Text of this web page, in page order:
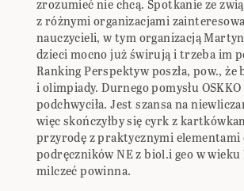
zrozumieć nie chcą. Spotkanie ze
z różnymi organizacjami
nauczycieli, w tym organizacją
dzieci mocno już świrują i trzeba im
Ranking Perspektyw poszła, pow.,
i olimpiady. Durnego pomysłu
podchwyciła. Jest szansa na
więc skończyłby się cyrk z
przyrodę z praktycznymi elementami
podręczników NE z biol.i geo w
milczeć powinna.